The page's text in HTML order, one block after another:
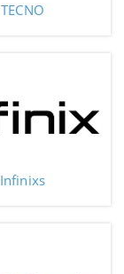
TECNO
Infinixs